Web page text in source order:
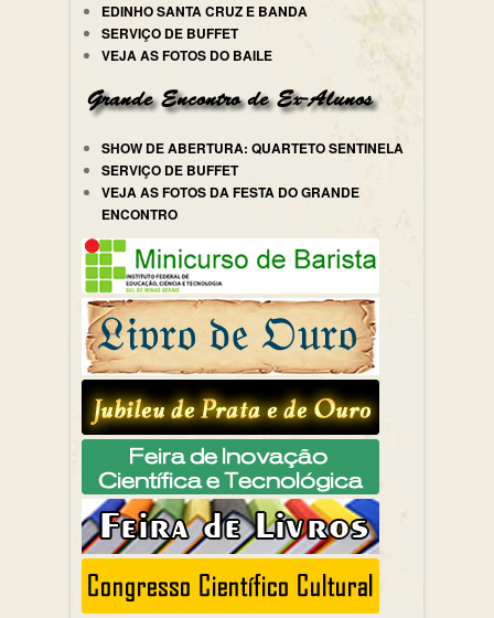
EDINHO SANTA CRUZ E BANDA
SERVIÇO DE BUFFET
VEJA AS FOTOS DO BAILE
SHOW DE ABERTURA: QUARTETO SENTINELA
SERVIÇO DE BUFFET
VEJA AS FOTOS DA FESTA DO GRANDE
ENCONTRO